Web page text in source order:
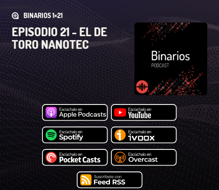
BINARIOS 1×21
EPISODIO 21 - EL DE
TORO NANOTEC